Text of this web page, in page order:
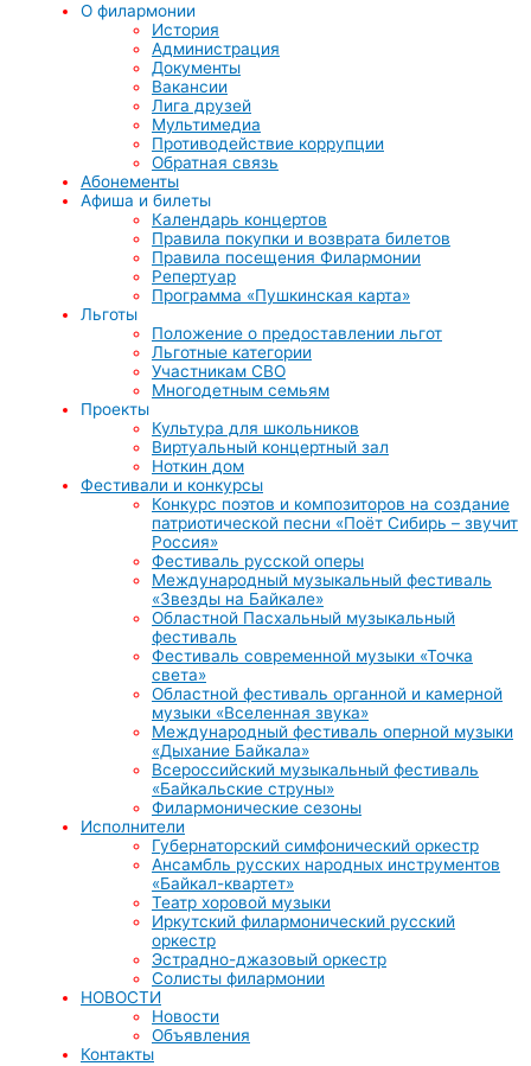
О филармонии
История
Администрация
Документы
Вакансии
Лига друзей
Мультимедиа
Противодействие коррупции
Обратная связь
Абонементы
Афиша и билеты
Календарь концертов
Правила покупки и возврата билетов
Правила посещения Филармонии
Репертуар
Программа «Пушкинская карта»
Льготы
Положение о предоставлении льгот
Льготные категории
Участникам СВО
Многодетным семьям
Проекты
Культура для школьников
Виртуальный концертный зал
Ноткин дом
Фестивали и конкурсы
Конкурс поэтов и композиторов на создание
патриотической песни «Поёт Сибирь – звучит
Россия»
Фестиваль русской оперы
Международный музыкальный фестиваль
«Звезды на Байкале»
Областной Пасхальный музыкальный
фестиваль
Фестиваль современной музыки «Точка
света»
Областной фестиваль органной и камерной
музыки «Вселенная звука»
Международный фестиваль оперной музыки
«Дыхание Байкала»
Всероссийский музыкальный фестиваль
«Байкальские струны»
Филармонические сезоны
Исполнители
Губернаторский симфонический оркестр
Ансамбль русских народных инструментов
«Байкал-квартет»
Театр хоровой музыки
Иркутский филармонический русский
оркестр
Эстрадно-джазовый оркестр
Солисты филармонии
НОВОСТИ
Новости
Объявления
Контакты